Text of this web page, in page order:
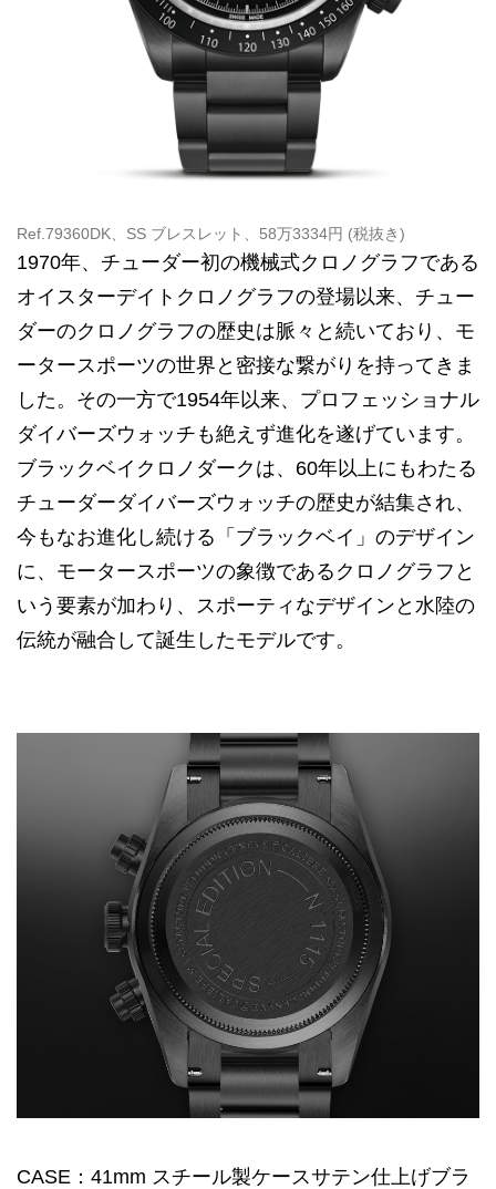
Ref.79360DK、SS ブレスレット、58万3334円 (税抜き)
1970年、チューダー初の機械式クロノグラフである
オイスターデイトクロノグラフの登場以来、チュー
ダーのクロノグラフの歴史は脈々と続いており、モ
ータースポーツの世界と密接な繋がりを持ってきま
した。その一方で1954年以来、プロフェッショナル
ダイバーズウォッチも絶えず進化を遂げています。
ブラックベイクロノダークは、60年以上にもわたる
チューダーダイバーズウォッチの歴史が結集され、
今もなお進化し続ける「ブラックベイ」のデザイン
に、モータースポーツの象徴であるクロノグラフと
いう要素が加わり、スポーティなデザインと水陸の
伝統が融合して誕生したモデルです。
CASE：41mm スチール製ケースサテン仕上げブラ